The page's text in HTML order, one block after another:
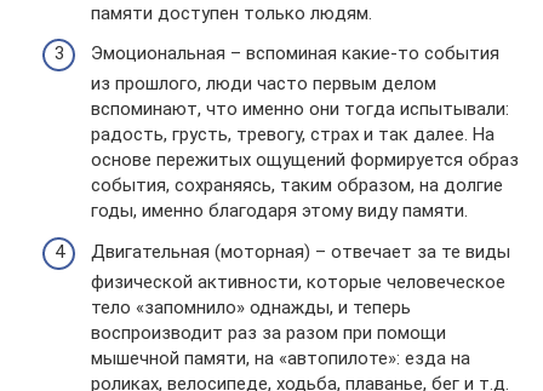
памяти доступен только людям.
Эмоциональная – вспоминая какие-то события
из прошлого, люди часто первым делом
вспоминают, что именно они тогда испытывали:
радость, грусть, тревогу, страх и так далее. На
основе пережитых ощущений формируется образ
события, сохраняясь, таким образом, на долгие
годы, именно благодаря этому виду памяти.
Двигательная (моторная) – отвечает за те виды
физической активности, которые человеческое
тело «запомнило» однажды, и теперь
воспроизводит раз за разом при помощи
мышечной памяти, на «автопилоте»: езда на
роликах, велосипеде, ходьба, плаванье, бег и т.д.